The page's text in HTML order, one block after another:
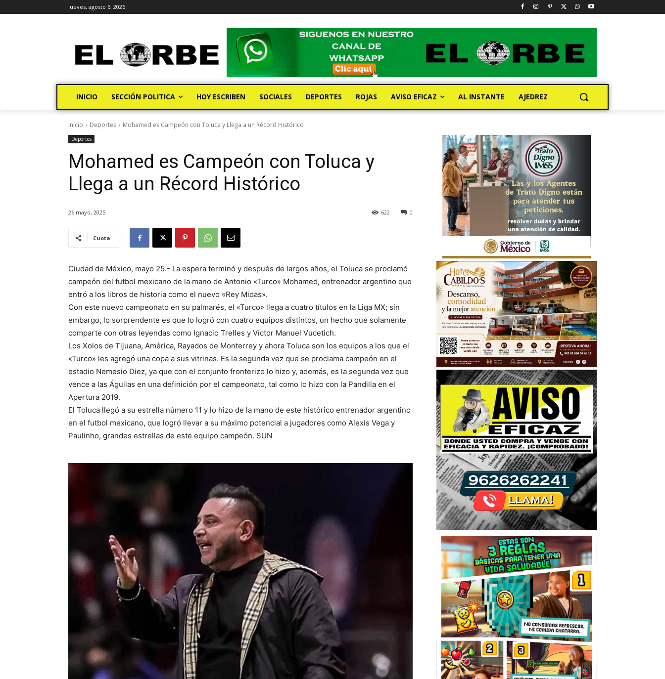
jueves, agosto 6, 2026
INICIO SECCIÓN POLITICA HOY ESCRIBEN SOCIALES DEPORTES ROJAS AVISO EFICAZ AL INSTANTE AJEDREZ
Inicio Deportes Mohamed es Campeón con Toluca y Llega a un Récord Histórico
Deportes
Mohamed es Campeón con Toluca y
Llega a un Récord Histórico
26 mayo, 2025 0
622
Cuota
Ciudad de México, mayo 25.- La espera terminó y después de largos años, el Toluca se proclamó
campeón del futbol mexicano de la mano de Antonio «Turco» Mohamed, entrenador argentino que
entró a los libros de historia como el nuevo «Rey Midas».
Con este nuevo campeonato en su palmarés, el «Turco» llega a cuatro títulos en la Liga MX; sin
embargo, lo sorprendente es que lo logró con cuatro equipos distintos, un hecho que solamente
comparte con otras leyendas como Ignacio Trelles y Víctor Manuel Vucetich.
Los Xolos de Tijuana, América, Rayados de Monterrey y ahora Toluca son los equipos a los que el
«Turco» les agregó una copa a sus vitrinas. Es la segunda vez que se proclama campeón en el
estadio Nemesio Diez, ya que con el conjunto fronterizo lo hizo y, además, es la segunda vez que
vence a las Águilas en una definición por el campeonato, tal como lo hizo con la Pandilla en el
Apertura 2019.
El Toluca llegó a su estrella número 11 y lo hizo de la mano de este histórico entrenador argentino
en el futbol mexicano, que logró llevar a su máximo potencial a jugadores como Alexis Vega y
Paulinho, grandes estrellas de este equipo campeón. SUN